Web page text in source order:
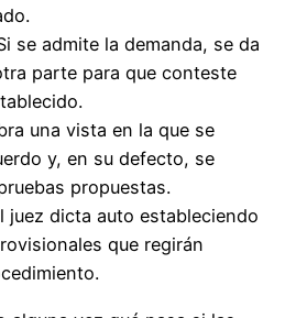
se admite la demanda, se da
parte para que conteste
una vista en la que se
y, en su defecto, se
propuestas.
juez dicta auto estableciendo
que regirán